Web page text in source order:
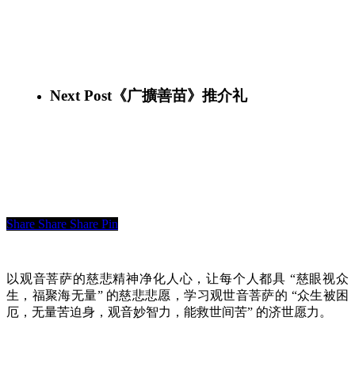
Next Post《广擴善苗》推介礼
Share Share Share Pin
以观音菩萨的慈悲精神净化人心，让每个人都具 “慈眼视众
生，福聚海无量” 的慈悲悲愿，学习观世音菩萨的 “众生被困
厄，无量苦迫身，观音妙智力，能救世间苦” 的济世愿力。